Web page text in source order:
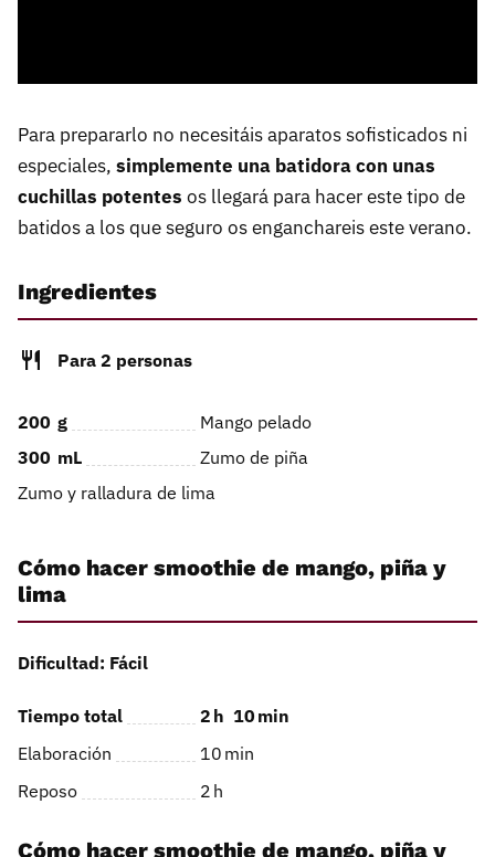
Para prepararlo no necesitáis aparatos sofisticados ni
especiales, simplemente una batidora con unas
cuchillas potentes os llegará para hacer este tipo de
batidos a los que seguro os enganchareis este verano.
Ingredientes
Para 2 personas
200 g
Mango pelado
300 mL
Zumo de piña
Zumo y ralladura de lima
Cómo hacer smoothie de mango, piña y
lima
Dificultad: Fácil
Tiempo total 2 h 10 min
Elaboración
10 min
Reposo
2 h
Cómo hacer smoothie de mango, piña y